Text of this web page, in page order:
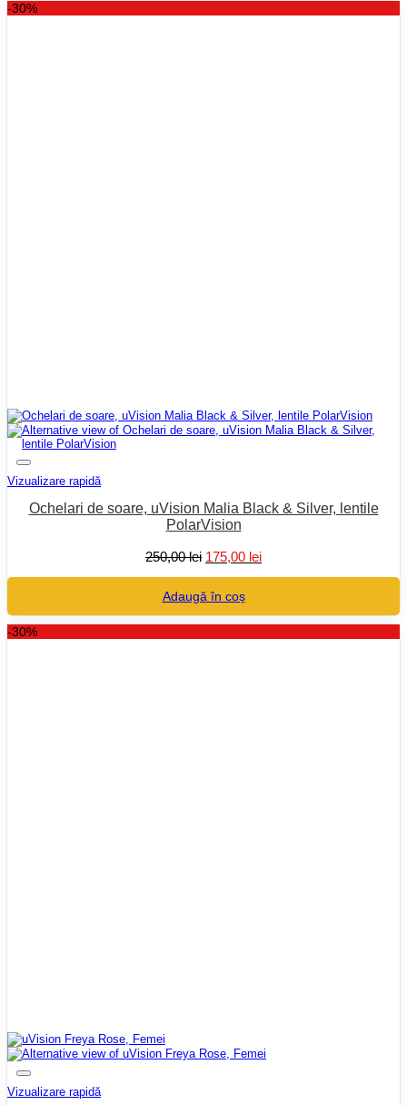
-30%
Vizualizare rapidă
Ochelari de soare, uVision Malia Black & Silver, lentile
PolarVision
250,00lei Prețul
fost:
250,00 lei.
175,00 leiPrețul
Adaugă în coș
-30%
Vizualizare rapidă